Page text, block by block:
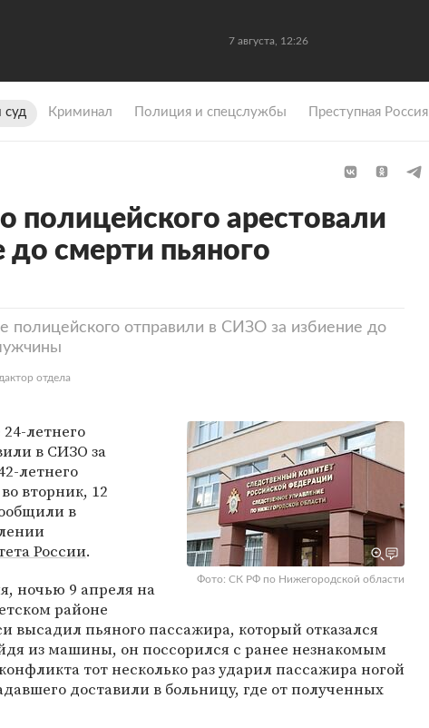
7 августа, 12:26
суд Криминал Полиция и спецслужбы Преступная Россия
полицейского арестовали
до смерти пьяного
полицейского отправили в СИЗО за избиение до
отдела
Фото: СК РФ по Нижегородской области
летнего
в СИЗО за
летнего
вторник, 12
в
России.
ночью 9 апреля на
районе
высадил пьяного пассажира, который отказался
из машины, он поссорился с ранее незнакомым
тот несколько раз ударил пассажира ногой
доставили в больницу, где от полученных